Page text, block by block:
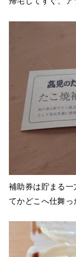
補助券は貯まる
てかどこへ仕舞